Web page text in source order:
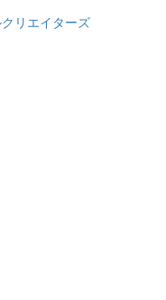
リエイターズ